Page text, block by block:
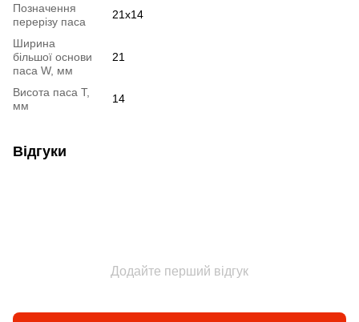
Позначення
перерізу паса
21х14
Ширина
більшої основи
паса W, мм
21
Висота паса Т,
мм
14
Відгуки
Додайте перший відгук